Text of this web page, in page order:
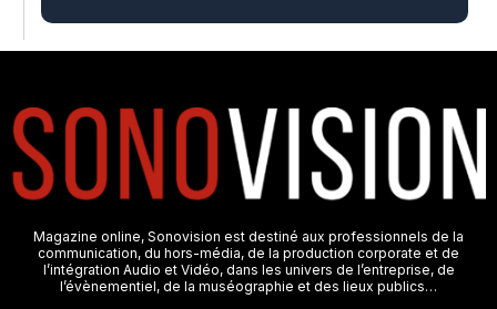
Magazine online, Sonovision est destiné aux professionnels de la
communication, du hors-média, de la production corporate et de
l’intégration Audio et Vidéo, dans les univers de l’entreprise, de
l’évènementiel, de la muséographie et des lieux publics…